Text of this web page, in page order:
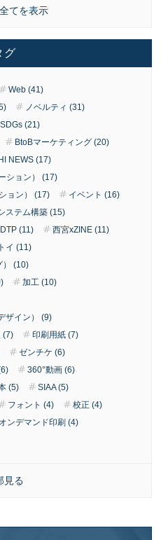
てを表示
グ
Web (41)
ノベルティ (31)
SDGs (21)
BtoBマーケティング (20)
NEWS (17)
ション） (17)
ョン） (17)
イベント (16)
ステム構築 (15)
DTP (11)
西宮xZINE (11)
イ (11)
） (10)
加工 (10)
ザイン） (9)
(7)
印刷用紙 (7)
ゼンチケ (6)
360°動画 (6)
(5)
SIAA (5)
フォント (4)
校正 (4)
オンデマンド印刷 (4)
見る